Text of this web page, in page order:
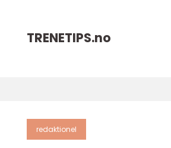
TRENETIPS.no
redaktionel